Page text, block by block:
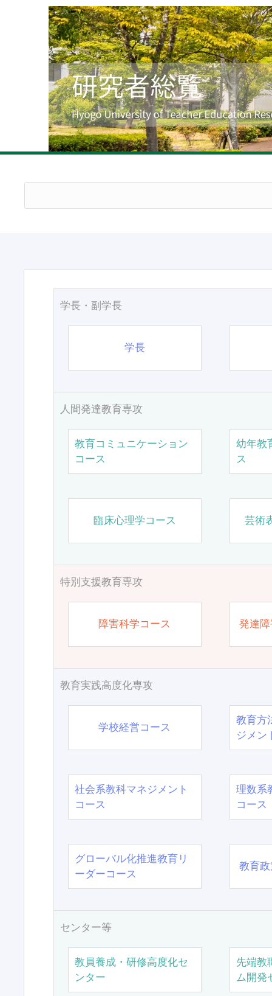
学長・副学長
学長
人間発達教育専攻
教育コミュニケーション
コース
幼年教
ス
臨床心理学コース 芸術
特別支援教育専攻
障害科学コース 発達
教育実践高度化専攻
学校経営コース
教育方
ジメン
社会系教科マネジメント
コース
理数系
コース
グローバル化推進教育リ
ーダーコース
教育
センター等
教員養成・研修高度化セ
ンター
先端教
ム開発